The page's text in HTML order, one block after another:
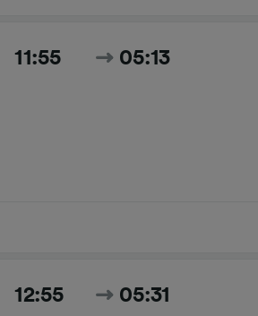
11:55 05:13
12:55 05:31